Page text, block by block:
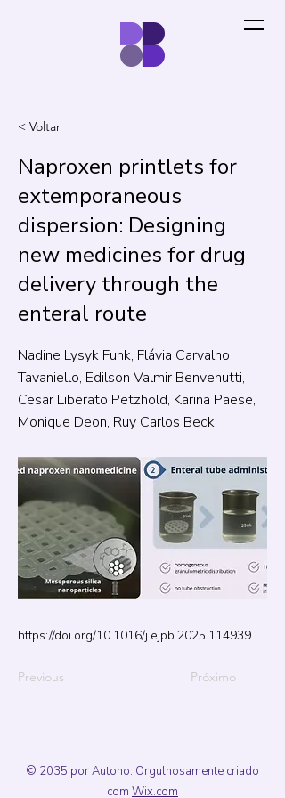
< Voltar
Naproxen printlets for
extemporaneous
dispersion: Designing
new medicines for drug
delivery through the
enteral route
Nadine Lysyk Funk, Flávia Carvalho
Tavaniello, Edilson Valmir Benvenutti,
Cesar Liberato Petzhold, Karina Paese,
Monique Deon, Ruy Carlos Beck
https://doi.org/10.1016/j.ejpb.2025.114939
Previous Próximo
© 2035 por Autono. Orgulhosamente criado
com Wix.com